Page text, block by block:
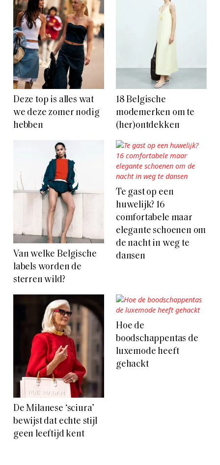
Deze top is alles wat
we deze zomer nodig
hebben
18 Belgische
modemerken om te
(her)ontdekken
Van welke Belgische
labels worden de
sterren wild?
Te gast op een
huwelijk? 16
comfortabele maar
elegante schoenen om
de nacht in weg te
dansen
De Milanese ‘sciura’
bewijst dat echte stijl
geen leeftijd kent
Hoe de
boodschappentas de
luxemode heeft
gehackt